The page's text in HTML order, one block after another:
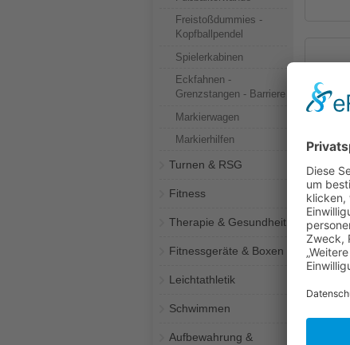
Freistoßdummies -
Kopfballpendel
Spielerkabinen
Eckfahnen -
Grenzstangen - Barriere
Markierwagen
Markierhilfen
Turnen & RSG
Fitness
Therapie & Gesundheit
Fitnessgeräte & Boxen
Leichtathletik
Schwimmen
Aufbewahrung &